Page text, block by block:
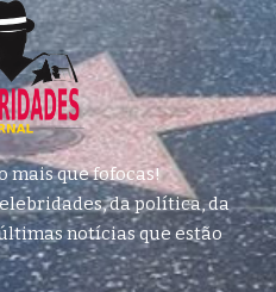
mais que fofocas!
da política, da
notícias que estão